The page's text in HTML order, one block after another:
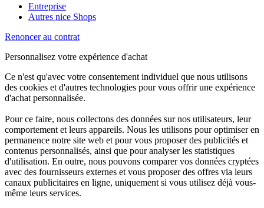
Entreprise
Autres nice Shops
Renoncer au contrat
Personnalisez votre expérience d'achat
Ce n'est qu'avec votre consentement individuel que nous utilisons
des cookies et d'autres technologies pour vous offrir une expérience
d'achat personnalisée.
Pour ce faire, nous collectons des données sur nos utilisateurs, leur
comportement et leurs appareils. Nous les utilisons pour optimiser en
permanence notre site web et pour vous proposer des publicités et
contenus personnalisés, ainsi que pour analyser les statistiques
d'utilisation. En outre, nous pouvons comparer vos données cryptées
avec des fournisseurs externes et vous proposer des offres via leurs
canaux publicitaires en ligne, uniquement si vous utilisez déjà vous-
même leurs services.